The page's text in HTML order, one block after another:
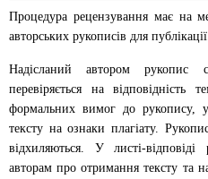
Процедура рецензування має на
авторських рукописів для публікації.
Надісланий автором рукопис
перевіряється на відповідність
формальних вимог до рукопису,
тексту на ознаки плагіату.
відхиляються. У листі-
авторам про отримання тексту та